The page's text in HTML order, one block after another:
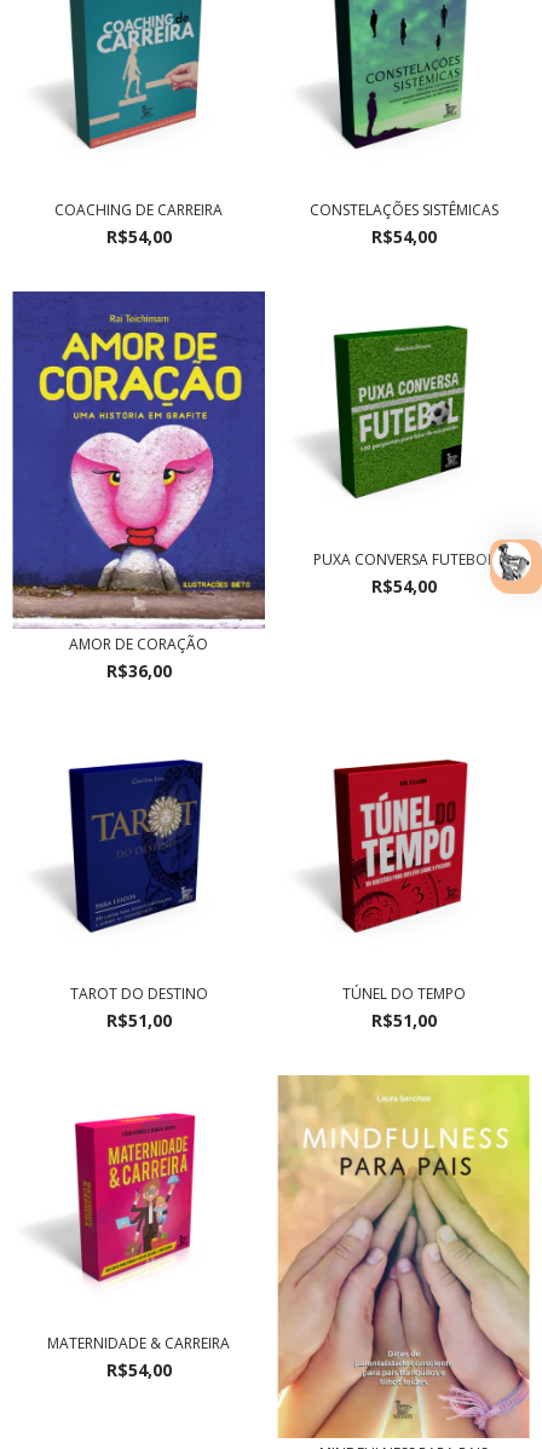
COACHING DE CARREIRA
R$54,00
CONSTELAÇÕES SISTÊMICAS
R$54,00
AMOR DE CORAÇÃO
R$36,00
PUXA CONVERSA FUTEBOL
R$54,00
TAROT DO DESTINO
R$51,00
TÚNEL DO TEMPO
R$51,00
MATERNIDADE & CARREIRA
R$54,00